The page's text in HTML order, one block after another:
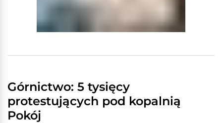
Górnictwo: 5 tysięcy
protestujących pod kopalnią
Pokój